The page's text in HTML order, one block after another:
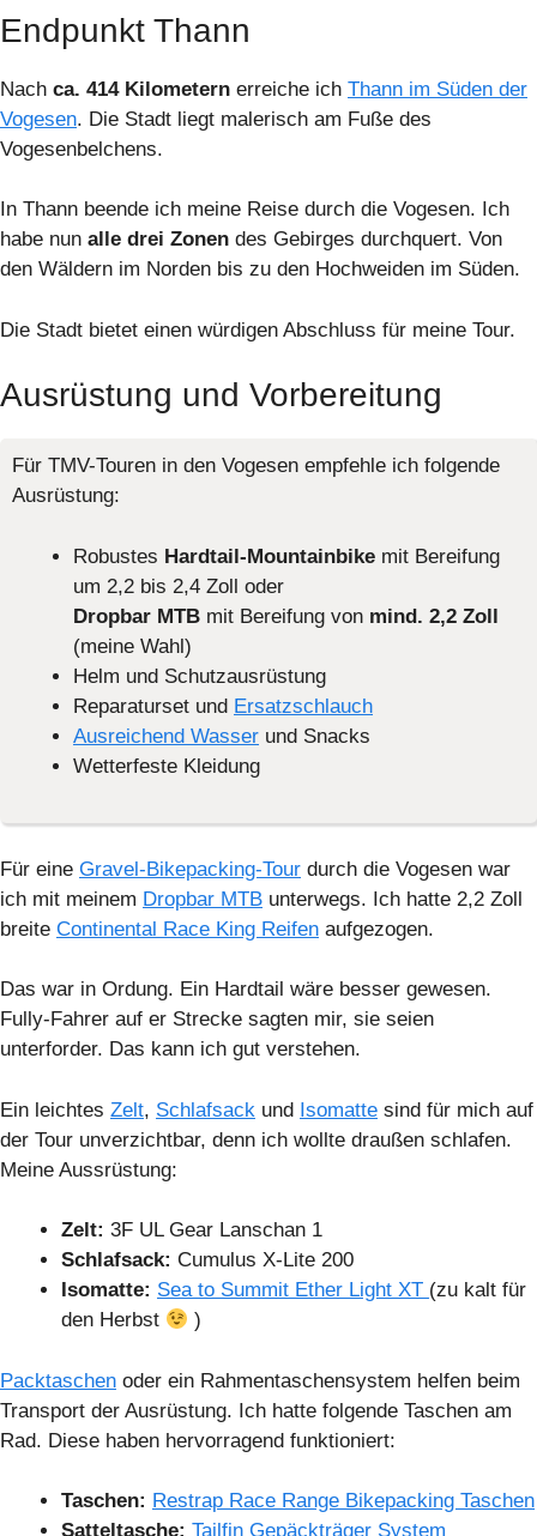
Endpunkt Thann
Nach ca. 414 Kilometern erreiche ich Thann im Süden der
Vogesen. Die Stadt liegt malerisch am Fuße des
Vogesenbelchens.
In Thann beende ich meine Reise durch die Vogesen. Ich
habe nun alle drei Zonen des Gebirges durchquert. Von
den Wäldern im Norden bis zu den Hochweiden im Süden.
Die Stadt bietet einen würdigen Abschluss für meine Tour.
Ausrüstung und Vorbereitung
Für TMV-Touren in den Vogesen empfehle ich folgende
Ausrüstung:
Robustes Hardtail-Mountainbike mit Bereifung
um 2,2 bis 2,4 Zoll oder
Dropbar MTB mit Bereifung von mind. 2,2 Zoll
(meine Wahl)
Helm und Schutzausrüstung
Reparaturset und Ersatzschlauch
Ausreichend Wasser und Snacks
Wetterfeste Kleidung
Für eine Gravel-Bikepacking-Tour durch die Vogesen war
ich mit meinem Dropbar MTB unterwegs. Ich hatte 2,2 Zoll
breite Continental Race King Reifen aufgezogen.
Das war in Ordung. Ein Hardtail wäre besser gewesen.
Fully-Fahrer auf er Strecke sagten mir, sie seien
unterforder. Das kann ich gut verstehen.
Ein leichtes Zelt, Schlafsack und Isomatte sind für mich auf
der Tour unverzichtbar, denn ich wollte draußen schlafen.
Meine Aussrüstung:
Zelt: 3F UL Gear Lanschan 1
Schlafsack: Cumulus X-Lite 200
Isomatte: Sea to Summit Ether Light XT (zu kalt für
den Herbst
)
Packtaschen oder ein Rahmentaschensystem helfen beim
Transport der Ausrüstung. Ich hatte folgende Taschen am
Rad. Diese haben hervorragend funktioniert:
Taschen: Restrap Race Range Bikepacking Taschen
Satteltasche: Tailfin Gepäckträger System